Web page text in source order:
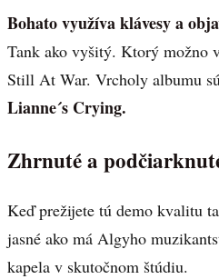
Bohato využíva klávesy a
Tank ako vyšitý. Ktorý možno
Still At War. Vrcholy albumu
Lianne´s Crying.
Zhrnuté a
Keď prežijete tú demo kvalitu
jasné ako má Algyho
kapela v skutočnom štúdiu.